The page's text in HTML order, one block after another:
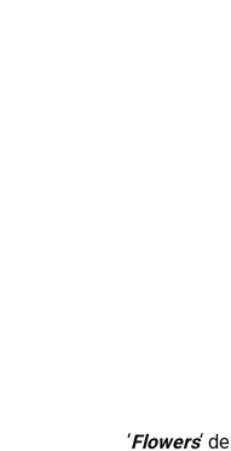
‘Flowers‘ de